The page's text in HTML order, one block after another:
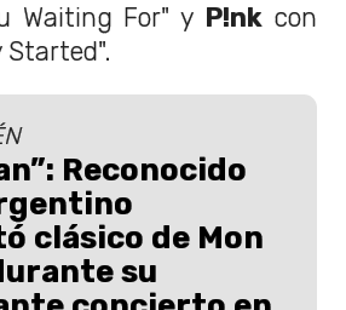
Waiting For" y P!nk con
Reconocido
clásico de Mon
su